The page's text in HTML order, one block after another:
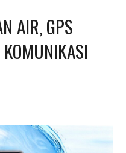
AIR, GPS